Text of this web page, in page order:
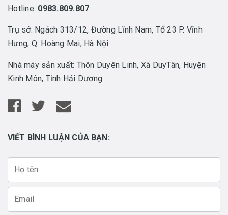
Hotline: 0983.809.807
Trụ sở: Ngách 313/12, Đường Lĩnh Nam, Tổ 23 P. Vĩnh
Hưng, Q. Hoàng Mai, Hà Nội
Nhà máy sản xuất: Thôn Duyên Linh, Xã DuyTân, Huyện
Kinh Môn, Tỉnh Hải Dương
VIẾT BÌNH LUẬN CỦA BẠN: